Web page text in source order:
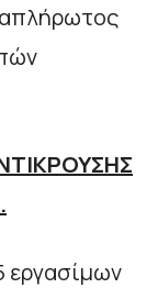
απλήρωτος
εργασίμων